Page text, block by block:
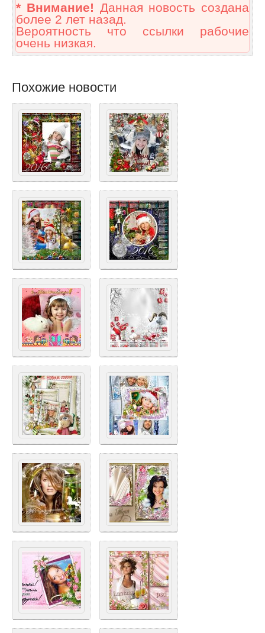
* Внимание! Данная новость создана
более 2 лет назад.
Вероятность что ссылки рабочие
очень низкая.
Похожие новости